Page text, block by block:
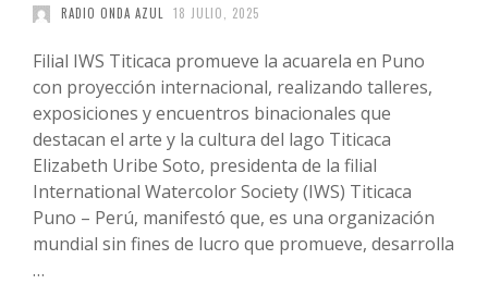
RADIO ONDA AZUL 18 JULIO, 2025
Filial IWS Titicaca promueve la acuarela en Puno
con proyección internacional, realizando talleres,
exposiciones y encuentros binacionales que
destacan el arte y la cultura del lago Titicaca
Elizabeth Uribe Soto, presidenta de la filial
International Watercolor Society (IWS) Titicaca
Puno – Perú, manifestó que, es una organización
mundial sin fines de lucro que promueve, desarrolla
…